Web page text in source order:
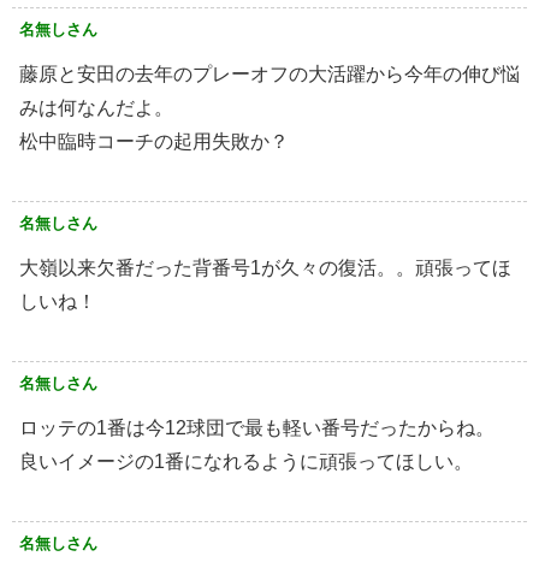
名無しさん
藤原と安田の去年のプレーオフの大活躍から今年の伸び悩
みは何なんだよ。
松中臨時コーチの起用失敗か？
名無しさん
大嶺以来欠番だった背番号1が久々の復活。。頑張ってほ
しいね！
名無しさん
ロッテの1番は今12球団で最も軽い番号だったからね。
良いイメージの1番になれるように頑張ってほしい。
名無しさん